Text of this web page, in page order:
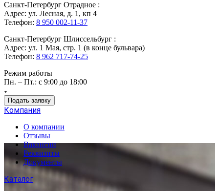
Санкт-Петербург Отрадное :
Адрес: ул. Лесная, д. 1, кп 4
Телефон: 8 950 002-11-37
Санкт-Петербург Шлиссельбург :
Адрес: ул. 1 Мая, стр. 1 (в конце бульвара)
Телефон: 8 962 717-74-25
Режим работы
Пн. – Пт.: с 9:00 до 18:00
Подать заявку
Компания
О компании
Отзывы
Вакансии
Реквизиты
Документы
Каталог